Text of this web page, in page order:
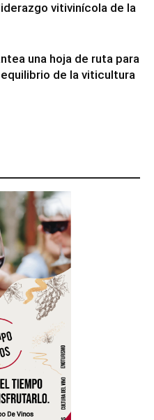
vitivinícola de la
una hoja de ruta para
de la viticultura